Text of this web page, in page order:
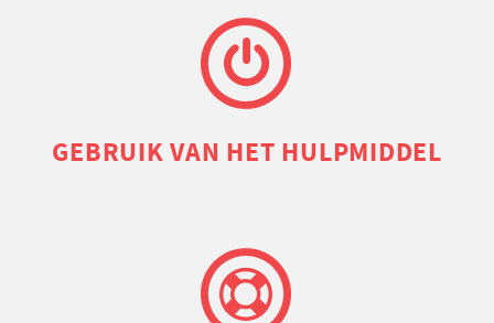
GEBRUIK VAN HET HULPMIDDEL